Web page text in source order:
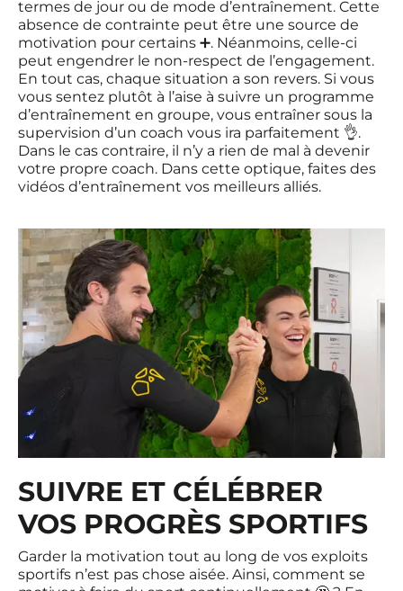
termes de jour ou de mode d’entraînement. Cette
absence de contrainte peut être une source de
motivation pour certains ➕. Néanmoins, celle-ci
peut engendrer le non-respect de l’engagement.
En tout cas, chaque situation a son revers. Si vous
vous sentez plutôt à l’aise à suivre un programme
d’entraînement en groupe, vous entraîner sous la
supervision d’un coach vous ira parfaitement 👌.
Dans le cas contraire, il n’y a rien de mal à devenir
votre propre coach. Dans cette optique, faites des
vidéos d’entraînement vos meilleurs alliés.
SUIVRE ET CÉLÉBRER
VOS PROGRÈS SPORTIFS
Garder la motivation tout au long de vos exploits
sportifs n’est pas chose aisée. Ainsi, comment se